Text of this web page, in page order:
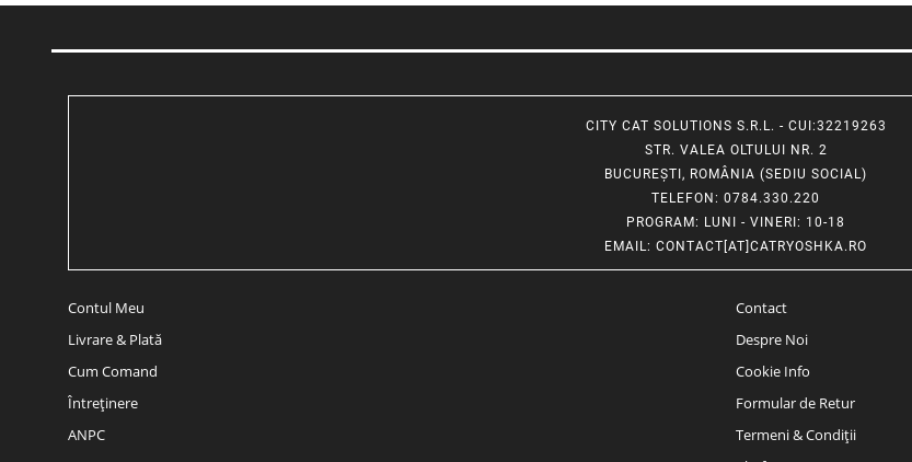
CITY CAT SOLUTIONS S.R.L. - CUI:32219263
STR. VALEA OLTULUI NR. 2
BUCUREȘTI, ROMÂNIA (SEDIU SOCIAL)
TELEFON : 0784.330.220
PROGRAM: LUNI - VINERI: 10-18
EMAIL: CONTACT[AT]CATRYOSHKA.RO
Contul Meu
Livrare & Plată
Cum Comand
Întreținere
ANPC
Contact
Despre Noi
Cookie Info
Formular de Retur
Termeni & Condiții